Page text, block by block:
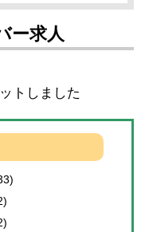
ー求人
トしました